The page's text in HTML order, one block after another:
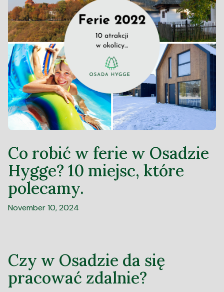
Co robić w ferie w Osadzie
Hygge? 10 miejsc, które
polecamy.
November 10, 2024
Czy w Osadzie da się
pracować zdalnie?